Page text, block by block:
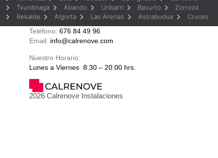
Txurdinaga
Abando Uribarri Basurto
Zorroza
Rekalde
Algorta Las Arenas Astrabudua Cruces
2026 Calrenove Instalaciones
Nuestro Horario:
Lunes a Viernes 8:30 – 20:00 hrs.
Teléfono: 676 84 49 96
Email: info@calrenove.com